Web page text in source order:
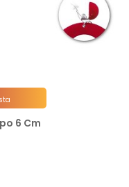
6 Cm